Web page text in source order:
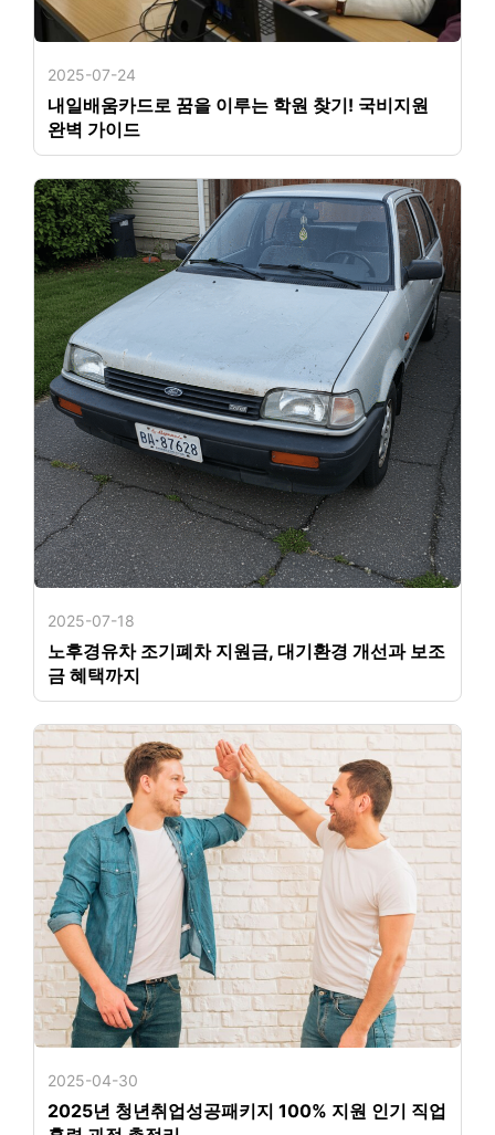
2025-07-24
내일배움카드로 꿈을 이루는 학원 찾기! 국비지원
완벽 가이드
2025-07-18
노후경유차 조기폐차 지원금, 대기환경 개선과 보조
금 혜택까지
2025-04-30
2025년 청년취업성공패키지 100% 지원 인기 직업